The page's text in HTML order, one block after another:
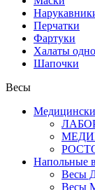
Перчатки
Фартуки
Халаты
Шапочки
Весы
Напольные
Весы
Весы